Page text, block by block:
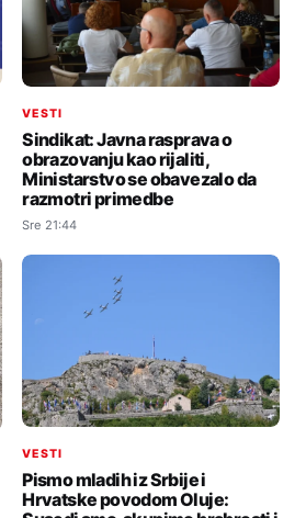
VESTI
Sindikat: Javna rasprava o
obrazovanju kao rijaliti,
Ministarstvo se obavezalo da
razmotri primedbe
Sre 21:44
VESTI
Pismo mladih iz Srbije i
Hrvatske povodom Oluje: